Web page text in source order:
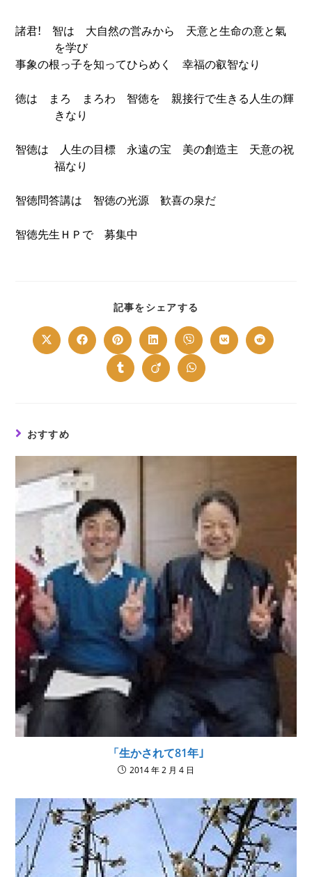
諸君!
智は 大自然の営みから 天意と生命の意と氣
を学び
事象の根っ子を知ってひらめく 幸福の叡智なり
徳は まろ まろわ 智徳を 親接行で生きる人生の輝
きなり
智徳は 人生の目標 永遠の宝 美の創造主 天意の祝
福なり
智徳問答講は 智徳の光源 歓喜の泉だ
智徳先生ＨＰで 募集中
記事をシェアする
CONTENT
Opens
in
Opens
in
window
Opens
in
a
new
window
Opens
in
a
new
window
Opens
in
new
window
Opens
in
Opens
in
Opens
in
Opens
in
Opens
in
おすすめ
「生かされて81年｣
2014 年 2 月 4 日